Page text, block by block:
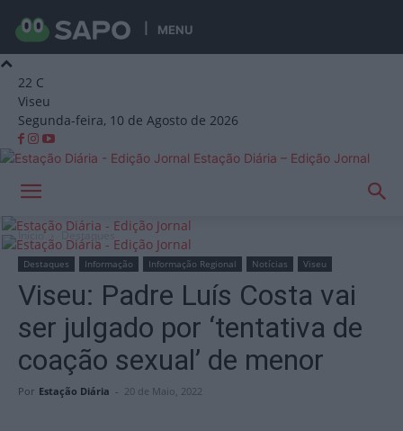
MENU
22 C
Viseu
Segunda-feira, 10 de Agosto de 2026
Estação Diária – Edição Jornal
Início Destaques
Destaques Informação Informação Regional Notícias Viseu
Viseu: Padre Luís Costa vai
ser julgado por ‘tentativa de
coação sexual’ de menor
Por Estação Diária - 20 de Maio, 2022